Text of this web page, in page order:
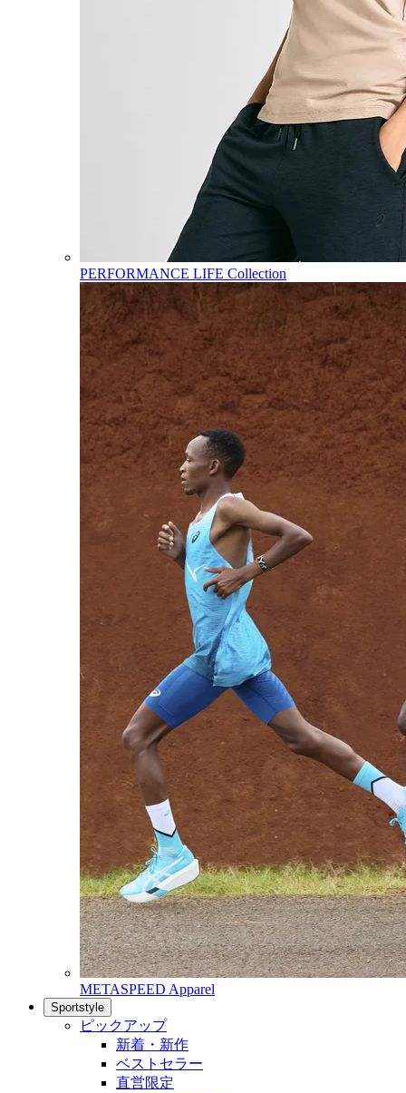
PERFORMANCE LIFE Collection
METASPEED Apparel
Sportstyle
ピックアップ
新着・新作
ベストセラー
直営限定